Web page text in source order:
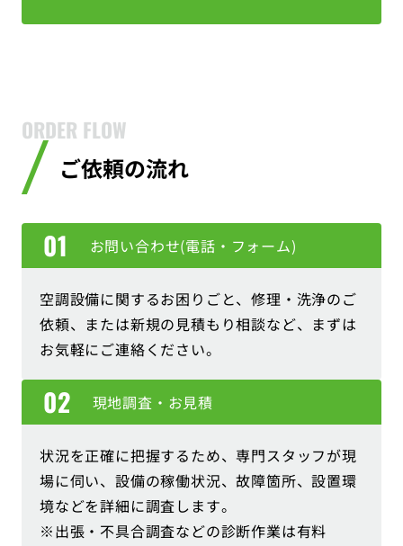
ご依頼の流れ
ORDER FLOW
お問い合わせ(電話・フォーム)
空調設備に関するお困りごと、修理・洗浄のご
依頼、または新規の見積もり相談など、まずは
お気軽にご連絡ください。
現地調査・お見積
状況を正確に把握するため、専門スタッフが現
場に伺い、設備の稼働状況、故障箇所、設置環
境などを詳細に調査します。
※出張・不具合調査などの診断作業は有料